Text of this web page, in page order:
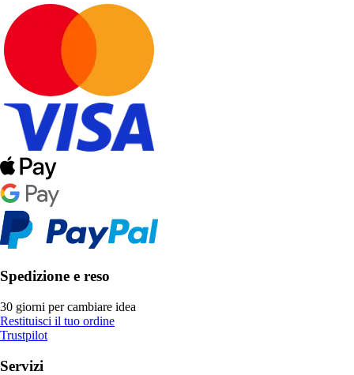
Spedizione e reso
30 giorni per cambiare idea
Restituisci il tuo ordine
Trustpilot
Servizi